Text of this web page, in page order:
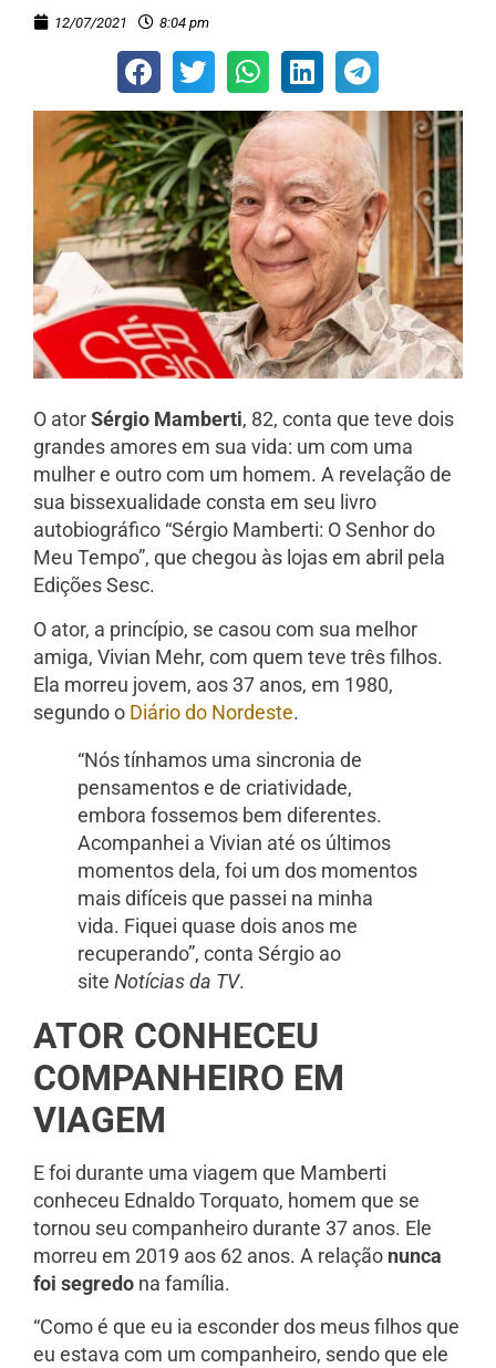
12/07/2021 8:04 pm
O atorSérgio Mamberti, 82, conta que teve dois
grandes amores em sua vida: um com uma
mulher e outro com um homem. A revelação de
sua bissexualidade consta em seu livro
autobiográfico “Sérgio Mamberti: O Senhor do
Meu Tempo”, que chegou às lojas em abril pela
Edições Sesc.
O ator, a princípio, se casou com sua melhor
amiga, Vivian Mehr, com quem teve três filhos.
Ela morreu jovem, aos 37 anos, em 1980,
segundo o Diário do Nordeste.
“Nós tínhamos uma sincronia de
pensamentos e de criatividade,
embora fossemos bem diferentes.
Acompanhei a Vivian até os últimos
momentos dela, foi um dos momentos
mais difíceis que passei na minha
vida. Fiquei quase dois anos me
recuperando”, conta Sérgio ao
site Notícias da TV.
ATOR CONHECEU
COMPANHEIRO EM
VIAGEM
E foi durante uma viagem que Mamberti
conheceu Ednaldo Torquato, homem que se
tornou seu companheiro durante 37 anos. Ele
morreu em 2019 aos 62 anos. A relação nunca
foi segredo na família.
“Como é que eu ia esconder dos meus filhos que
eu estava com um companheiro, sendo que ele